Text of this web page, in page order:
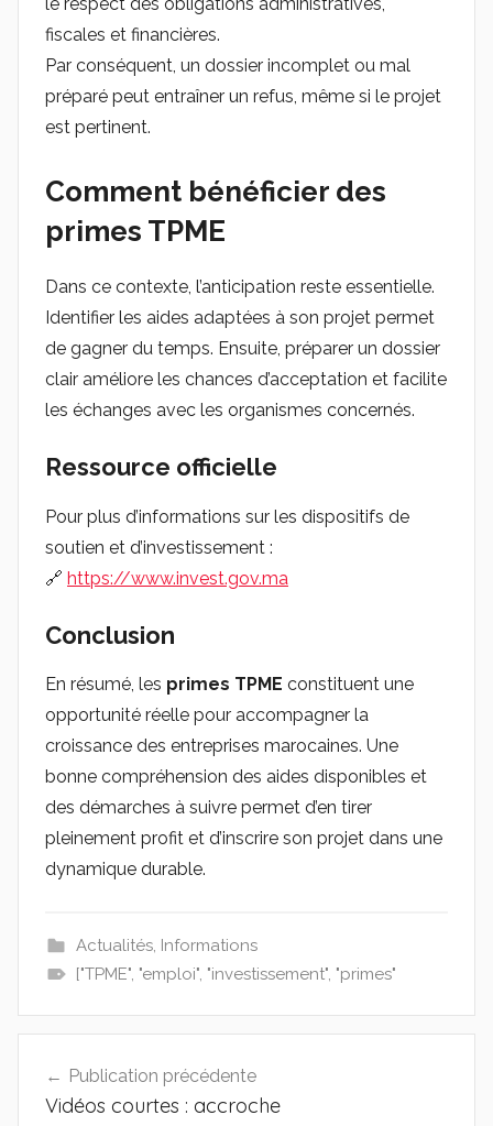
fiscales et financières.
Par conséquent, un dossier incomplet ou mal
préparé peut entraîner un refus, même si le projet
est pertinent.
Comment bénéficier des
primes TPME
Dans ce contexte, l’anticipation reste essentielle.
Identifier les aides adaptées à son projet permet
de gagner du temps. Ensuite, préparer un dossier
clair améliore les chances d’acceptation et facilite
les échanges avec les organismes concernés.
Ressource officielle
Pour plus d’informations sur les dispositifs de
soutien et d’investissement :
🔗 https://www.invest.gov.ma
Conclusion
En résumé, les primes TPME constituent une
opportunité réelle pour accompagner la
croissance des entreprises marocaines. Une
bonne compréhension des aides disponibles et
des démarches à suivre permet d’en tirer
pleinement profit et d’inscrire son projet dans une
dynamique durable.
Actualités, Informations
["TPME", "emploi", "investissement", "primes"
de
Publication précédente
Vidéos courtes : accroche